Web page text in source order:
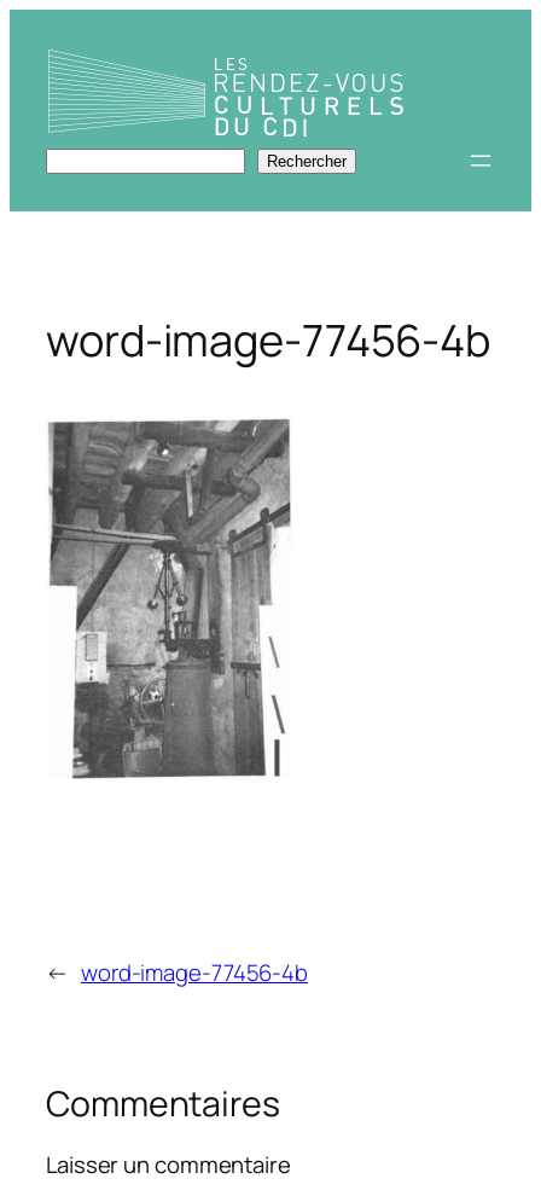
contenu
Rechercher Rechercher
word-image-77456-4b
← word-image-77456-4b
Commentaires
Laisser un commentaire